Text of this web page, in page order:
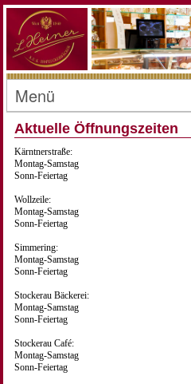
Menü
Aktuelle Öffnungszeiten
Kärntnerstraße:
Montag-Samstag
Sonn-Feiertag
Wollzeile:
Montag-Samstag
Sonn-Feiertag
Simmering:
Montag-Samstag
Sonn-Feiertag
Stockerau Bäckerei:
Montag-Samstag
Sonn-Feiertag
Stockerau Café:
Montag-Samstag
Sonn-Feiertag